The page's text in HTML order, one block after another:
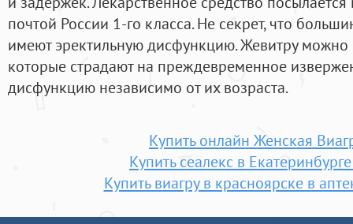
почтой России 1-го класса. Не секрет, что
имеют эректильную дисфункцию. Жевитру
которые страдают на преждевременное
дисфункцию независимо от их возраста.
Купить онлайн Женская
Купить сеалекс в
Купить виагру в красноярске в